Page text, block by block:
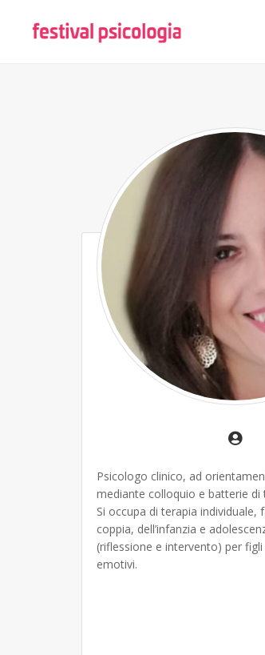
Psicologo clinico, ad
mediante colloquio e batterie di
Si occupa di terapia
coppia, dell’infanzia e
(riflessione e intervento) per
emotivi.